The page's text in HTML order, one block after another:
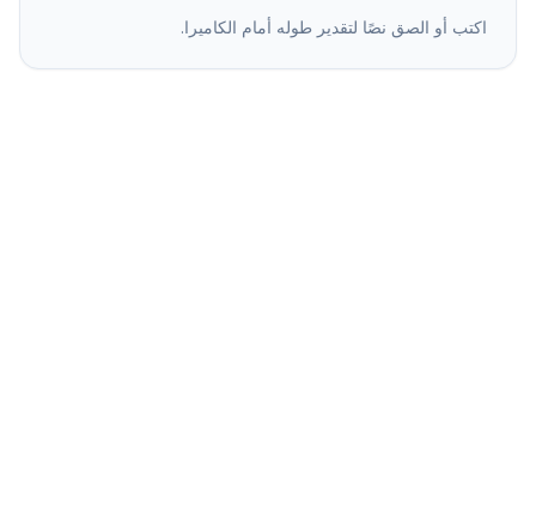
اكتب أو الصق نصًا لتقدير طوله أمام الكاميرا.